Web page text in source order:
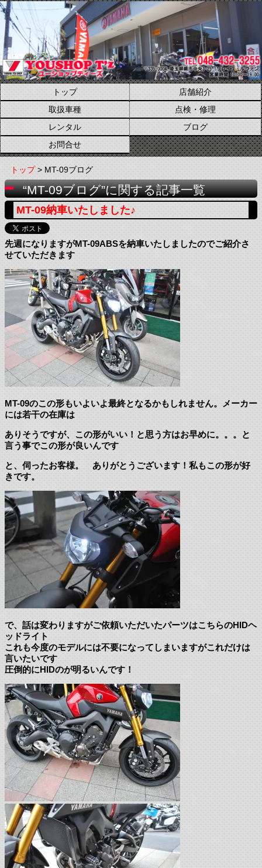
トップ
店舗紹介
取扱車種
点検・修理
レンタル
ブログ
お問合せ
トップ> MT-09ブログ
“MT-09ブログ”に関する記事一覧
MT-09納車いたしました♪
先週になりますがMT-09ABSを納車いたしましたのでご紹介さ
せていただきます
MT-09のこの形もいよいよ最終となるかもしれません。メーカー
には若干の在庫は
ありそうですが、この形がいい！と思う方はお早めに。。。と
言う事でこの形が良いんです
と、伺ったお客様。 ありがとうございます！私もこの形が好
きです。
で、話は変わりますがご依頼いただいたパーツはこちらのHIDヘ
ッドライト
これも今度のモデルには不要になってしまいますがこれだけは
言いたいです
圧倒的にHIDのが明るいんです！